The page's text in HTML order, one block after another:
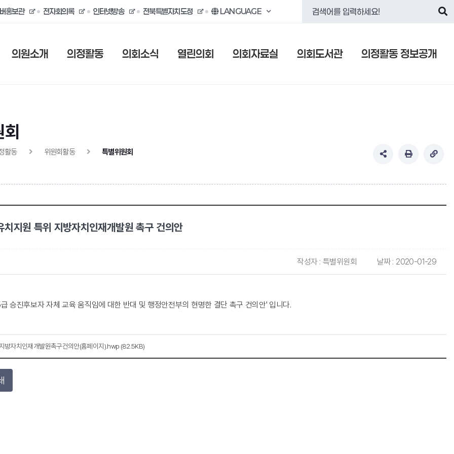
홍보관 전자회의록 인터넷방송 전북특별자치도청 LANGUAGE
의원소개 의정활동 의회소식 열린의회 의회자료실 의회도서관 의정활동 정보공개
활동 위원회활동 특별위원회
치지원 특위 지방자치인재개발원 촉구 건의안
작성자 : 특별위원회 날짜 : 2020-01-29
승진후보자 자체 교육 움직임에 대한 반대 및 행정안전부의 현명한 결단 촉구 건의안' 입니다.
방자치인재개발원촉구건의안(홈페이지).hwp (82.5KB)